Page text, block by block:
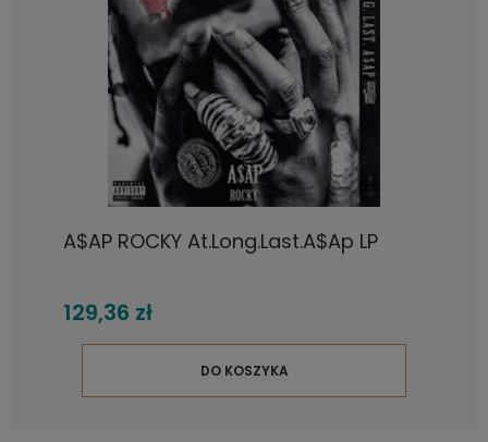
A$AP ROCKY At.Long.Last.A$Ap LP
129,36 zł
DO KOSZYKA